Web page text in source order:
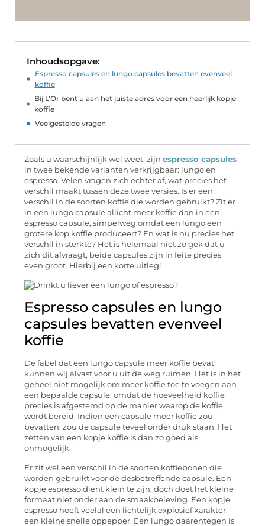
Inhoudsopgave:
Espresso capsules en lungo capsules bevatten evenveel
koffie
Bij L’Or bent u aan het juiste adres voor een heerlijk kopje
koffie
Veelgestelde vragen
Zoals u waarschijnlijk wel weet, zijn espresso capsules
in twee bekende varianten verkrijgbaar: lungo en
espresso. Velen vragen zich echter af, wat precies het
verschil maakt tussen deze twee versies. Is er een
verschil in de soorten koffie die worden gebruikt? Zit er
in een lungo capsule allicht meer koffie dan in een
espresso capsule, simpelweg omdat een lungo een
grotere kop koffie produceert? En wat is nu precies het
verschil in sterkte? Het is helemaal niet zo gek dat u
zich dit afvraagt, beide capsules zijn in feite precies
even groot. Hierbij een korte uitleg!
Espresso capsules en lungo
capsules bevatten evenveel
koffie
De fabel dat een lungo capsule meer koffie bevat,
kunnen wij alvast voor u uit de weg ruimen. Het is in het
geheel niet mogelijk om meer koffie toe te voegen aan
een bepaalde capsule, omdat de hoeveelheid koffie
precies is afgestemd op de manier waarop de koffie
wordt bereid. Indien een capsule meer koffie zou
bevatten, zou de capsule teveel onder druk staan. Het
zetten van een kopje koffie is dan zo goed als
onmogelijk.
Er zit wel een verschil in de soorten koffiebonen die
worden gebruikt voor de desbetreffende capsule. Een
kopje espresso dient klein te zijn, doch doet het kleine
formaat niet onder aan de smaakbeleving. Een kopje
espresso heeft veelal een lichtelijk explosief karakter;
een kleine snelle oppepper. Een lungo daarentegen is